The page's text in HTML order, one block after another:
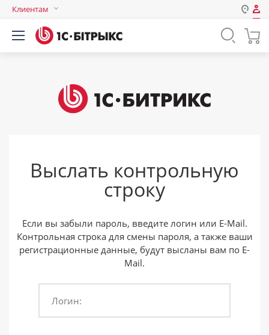
Клиентам
Авторизация
Логин
Запомнить меня на этом
компьютере
Забыли свой пароль?
или войдите с помощью
Выслать контрольную
строку
Если вы забыли пароль, введите логин или E-Mail.
Контрольная строка для смены пароля, а также ваши
регистрационные данные, будут высланы вам по E-
Mail.
Логин: